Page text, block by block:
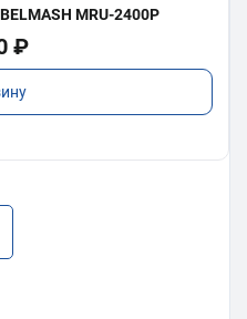
MRU-2400P
₽